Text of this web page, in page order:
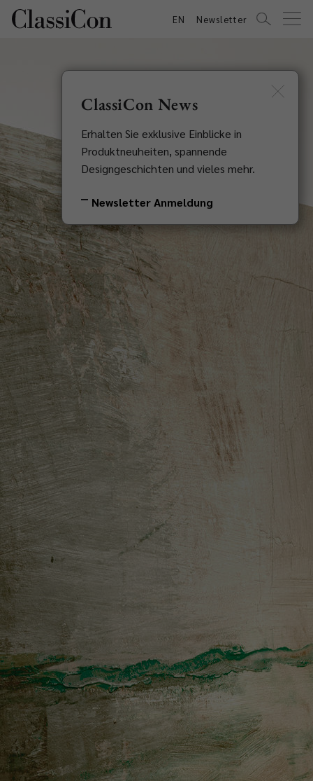
EN Newsletter
ClassiCon News
Erhalten Sie exklusive Einblicke in
Produktneuheiten, spannende
Designgeschichten und vieles mehr.
Newsletter Anmeldung